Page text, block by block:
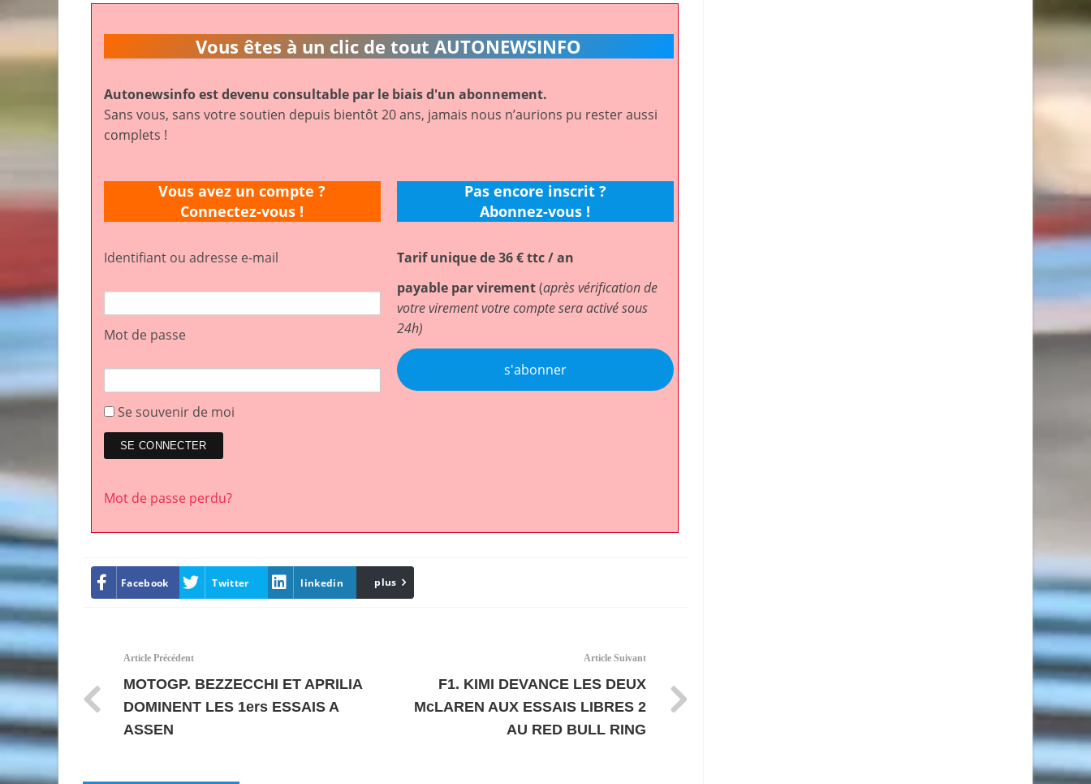
Vous êtes à un clic de tout AUTONEWSINFO
Autonewsinfo est devenu consultable par le biais d'un abonnement.
Sans vous, sans votre soutien depuis bientôt 20 ans, jamais nous n’aurions pu rester aussi
complets !
Vous avez un compte ?
Connectez-vous !
Identifiant ou adresse e-mail
Mot de passe
Se souvenir de moi
Mot de passe perdu?
Pas encore inscrit ?
Abonnez-vous !
Tarif unique de 36 € ttc / an
payable par virement(après vérification de
votre virement votre compte sera activé sous
24h)
s'abonner
Facebook Twitter linkedin Email
plus
Article Précédent
MOTOGP. BEZZECCHI ET APRILIA
DOMINENT LES 1ers ESSAIS A
ASSEN
Article Suivant
F1. KIMI DEVANCE LES DEUX
McLAREN AUX ESSAIS LIBRES 2
AU RED BULL RING